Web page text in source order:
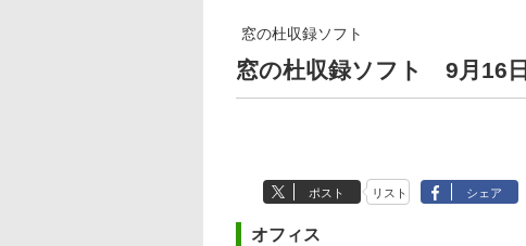
窓の杜収録ソフト
窓の杜収録ソフト 9月16日
ポスト リスト シェア
オフィス